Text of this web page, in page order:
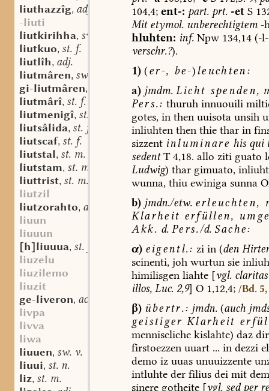
liuthazzîg, adj.
-liuti
liutkirihha, sw. f.
liutkuo, st. f.
liutlîh, adj.
liutmâren, sw. v.
gi-liutmâren,
liutmârî, st. f.
liutmenigî, st. f.
liutsâlida, st. f.
liutscaf, st. f.
liutstal, st. m.
liutstam, st. m.
liuttrist, st. m. n.
liutzil
liutzorahto, adv.
liuun
liuuun
[h]liuuua, st. f.
liuzelu
liuzilemo
liuzit
ge-liveron, aostndfrk. sw. v.
livpa
livva
liwa
liuuen, sw. v.
liuui, st. n.
liz, st. m.
104,4; ent-: part.prt. -etS
Mitetymol.unberechtigtem -
hluhten: inf.Npw134,14(-l-
verschr.?).
1) (er-, be-)leuchten:
a) jmdm. Licht spenden,
Pers.: thuruh innuouili
gotes,inthenuuisotaunsih
inliuhtenthenthietharin
sizzent inluminare his qui
sedentT4,18. allo zitiguato
Ludwig) thargimuato,
wunna,thiuewinigasunna
b) jmdn./etw. erleuchten,
Klarheit erfüllen,
Akk. d. Pers./d. Sache:
α) eigentl.: ziin(den
scinenti, johwurtunsie
himilisgenliahte[vgl.claritas
illos,Luc.2,9] O1,12,4; /Bd. 5,
β) übertr.: jmdn. (auch
geistiger Klarheit
mennisclichekislahte) dazdir
firstoezzenuuart... indezzi
demo izuuasunuuizzente
intluhtederfilius deimit
sineregotheite[vgl.sedper